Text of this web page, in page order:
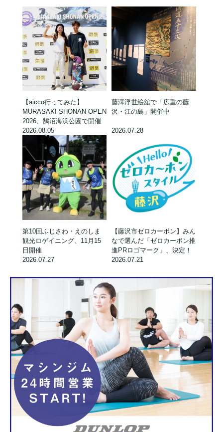
【aicco行ってみた】
MURASAKI SHONAN OPEN
2026、鵠沼海浜公園で開催
2026.08.05
藤澤浮世絵舘で「広重の藤
沢・江の島」開催中
2026.07.28
第10回ふじさわ・えのしま
観光ロゲイニング、11月15
日開催
2026.07.27
【藤沢市ゼロカーボン】みん
なで選んだ「ゼロカーボン推
進PRロゴマーク」、決定！
2026.07.21